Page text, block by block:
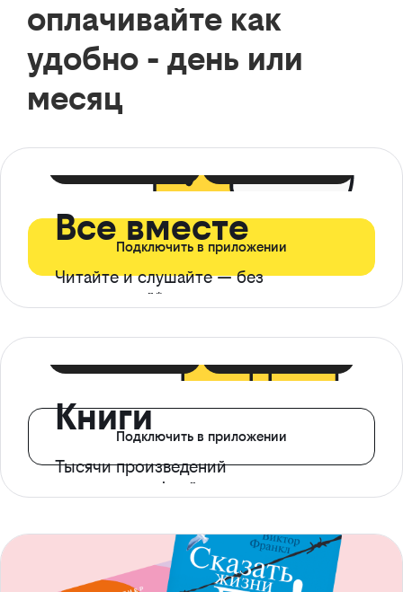
оплачивайте как
удобно - день или
месяц
Все вместе
Читайте и слушайте — без
ограничений*
Подключить в приложении
Книги
Тысячи произведений
с доступом офлайн
Подключить в приложении